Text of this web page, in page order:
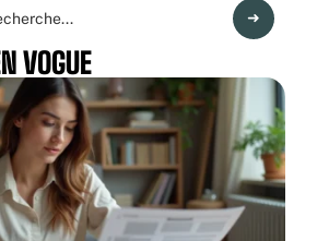
VOGUE